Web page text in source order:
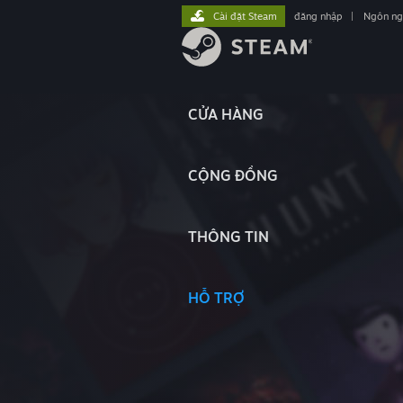
CỬA HÀNG
CỘNG ĐỒNG
THÔNG TIN
HỖ TRỢ
Cài đặt Steam đăng nhập Ngôn